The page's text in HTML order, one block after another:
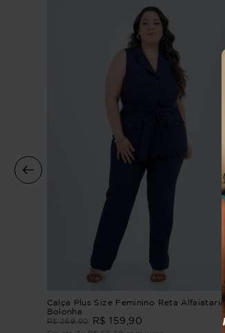
Calça Plus Size Feminino Reta Alfaiataria
Bolonha
R$ 269,90 R$ 159 90